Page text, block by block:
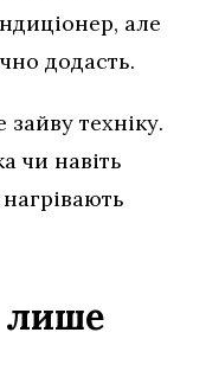
але
додасть.
техніку.
чи навіть
лише